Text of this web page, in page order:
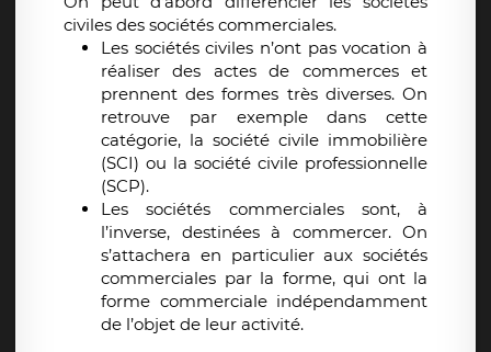
civiles des sociétés commerciales.
Les sociétés civiles n’ont pas vocation à
réaliser des actes de commerces et
prennent des formes très diverses. On
retrouve par exemple dans cette
catégorie, la société civile immobilière
(SCI) ou la société civile professionnelle
(SCP).
Les sociétés commerciales sont, à
l’inverse, destinées à commercer. On
s’attachera en particulier aux sociétés
commerciales par la forme, qui ont la
forme commerciale indépendamment
de l’objet de leur activité.